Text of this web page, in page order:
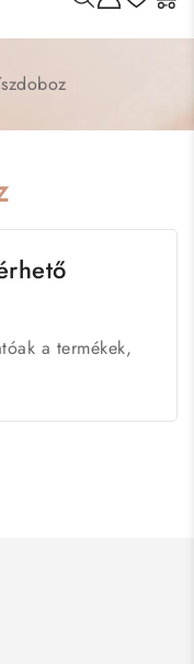
a termékek,